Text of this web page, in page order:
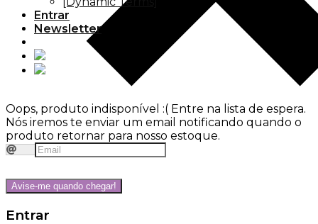
Entrar
Newsletter
Oops, produto indisponível :( Entre na lista de espera.
Nós iremos te enviar um email notificando quando o
produto retornar para nosso estoque.
Avise-me quando chegar!
Entrar